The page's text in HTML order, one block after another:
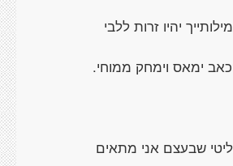
יהיו זרות ללבי
ימאס וימחק ממוחי.
שבעצם אני מתאים